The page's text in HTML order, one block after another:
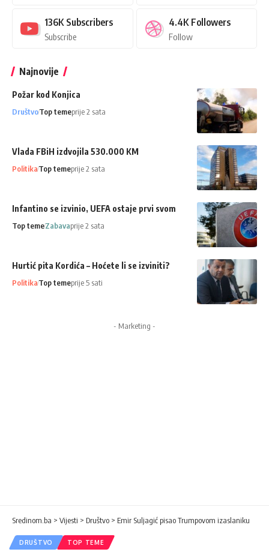
136K Subscribers
Subscribe
4.4K Followers
Follow
Najnovije
Požar kod Konjica
DruštvoTop temeprije 2 sata
Vlada FBiH izdvojila 530.000 KM
PolitikaTop temeprije 2 sata
Infantino se izvinio, UEFA ostaje prvi svom
Top temeZabavaprije 2 sata
Hurtić pita Kordića – Hoćete li se izviniti?
PolitikaTop temeprije 5 sati
- Marketing -
Sredinom.ba > Vijesti > Društvo > Emir Suljagić pisao Trumpovom izaslaniku
DRUŠTVO TOP TEME